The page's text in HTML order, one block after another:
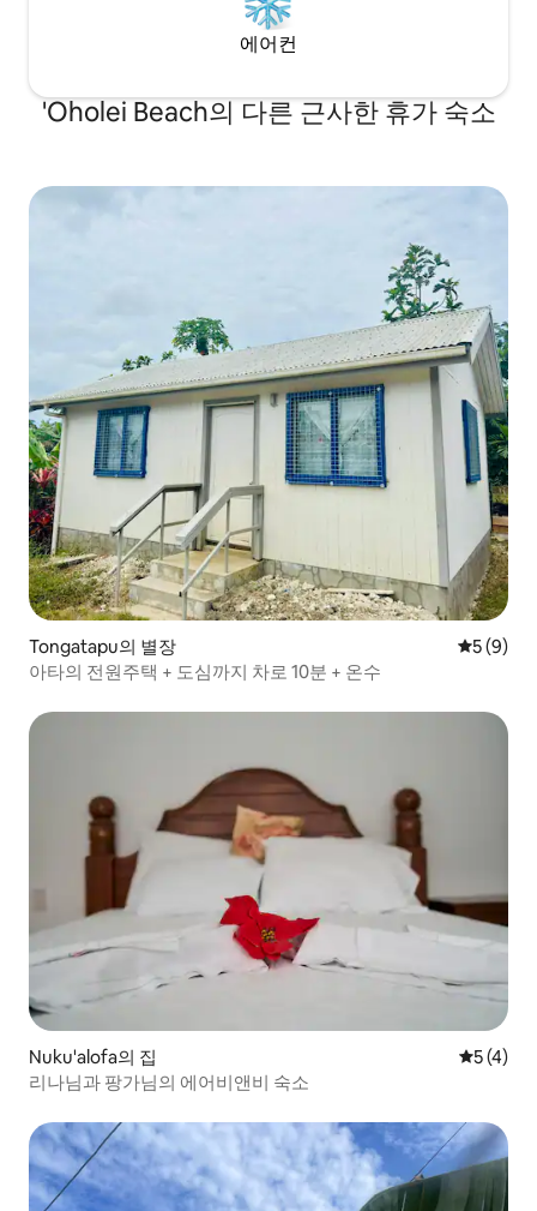
에어컨
'Oholei Beach의 다른 근사한 휴가 숙소
Tongatapu의 별장 평점 5점
5 (9)
아타의 전원주택 + 도심까지 차로 10분 + 온수
Nuku'alofa의 집 평점 5점
5 (4)
리나님과 팡가님의 에어비앤비 숙소